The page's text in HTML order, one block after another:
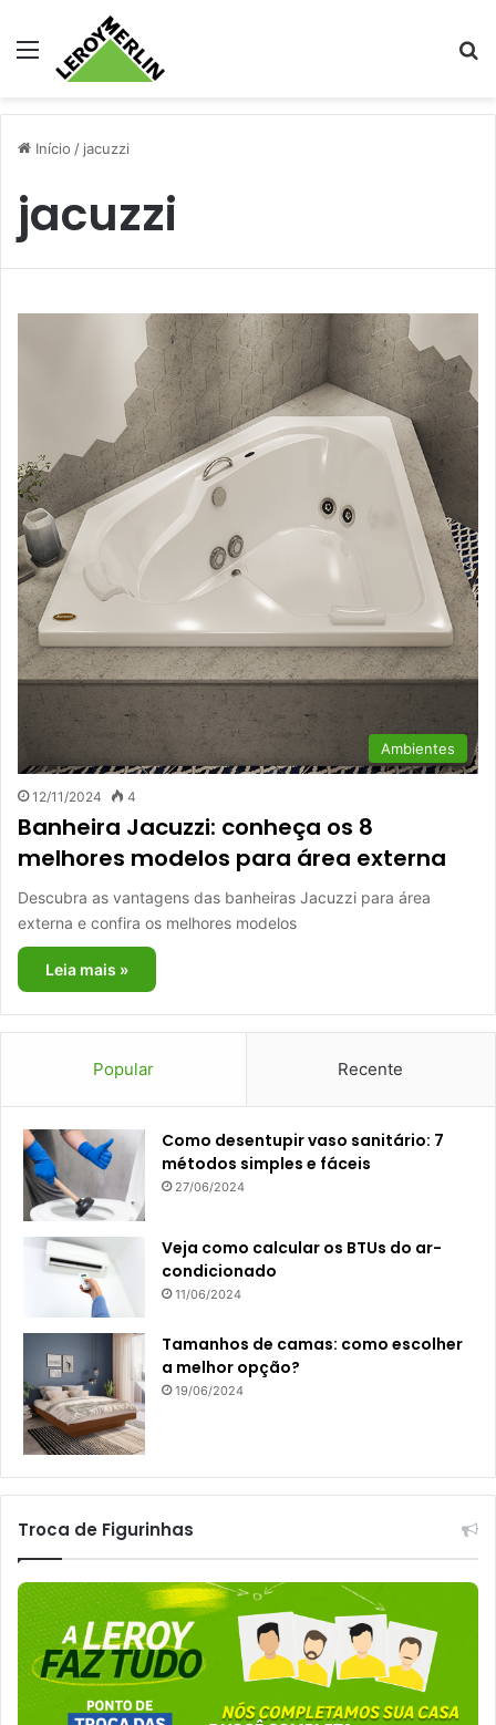
Menu
Início / jacuzzi
jacuzzi
Ambientes
12/11/2024 4
Banheira Jacuzzi: conheça os 8
melhores modelos para área externa
Descubra as vantagens das banheiras Jacuzzi para área
externa e confira os melhores modelos
Leia mais »
Popular Recente
Como desentupir vaso sanitário: 7
métodos simples e fáceis
27/06/2024
Veja como calcular os BTUs do ar-
condicionado
11/06/2024
Tamanhos de camas: como escolher
a melhor opção?
19/06/2024
Troca de Figurinhas